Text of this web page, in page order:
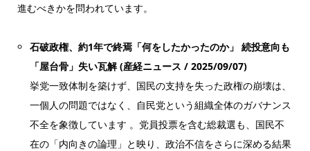
進むべきかを問われています。
石破政権、約1年で終焉「何をしたかったのか」 続投意向も
「屋台骨」失い瓦解 (産経ニュース / 2025/09/07)
挙党一致体制を築けず、国民の支持を失った政権の崩壊は、
一個人の問題ではなく、自民党という組織全体のガバナンス
不全を象徴しています 。党員投票を含む総裁選も、国民不
在の「内向きの論理」と映り、政治不信をさらに深める結果